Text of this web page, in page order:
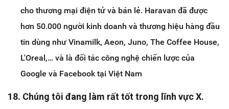
cho thương mại điện tử và bán lẻ. Haravan đã được
hơn 50.000 người kinh doanh và thương hiệu hàng đầu
tin dùng như Vinamilk, Aeon, Juno, The Coffee House,
L'Oreal,… và là đối tác công nghệ chiến lược của
Google và Facebook tại Việt Nam
18. Chúng tôi đang làm rất tốt trong lĩnh vực X.